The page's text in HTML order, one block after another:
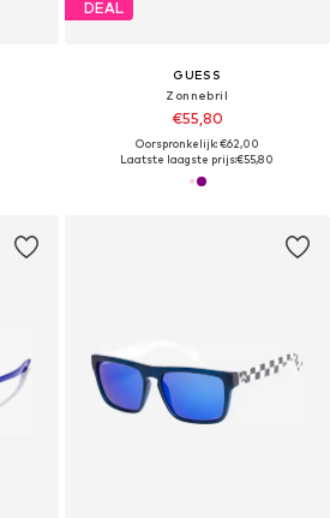
DEAL
GUESS
Zonnebril
€55,80
Oorspronkelijk: €62,00
Laatste laagste prijs:€55,80